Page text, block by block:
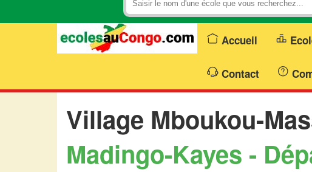
Accueil
Contact
Village Mboukou-
Madingo-Kayes -